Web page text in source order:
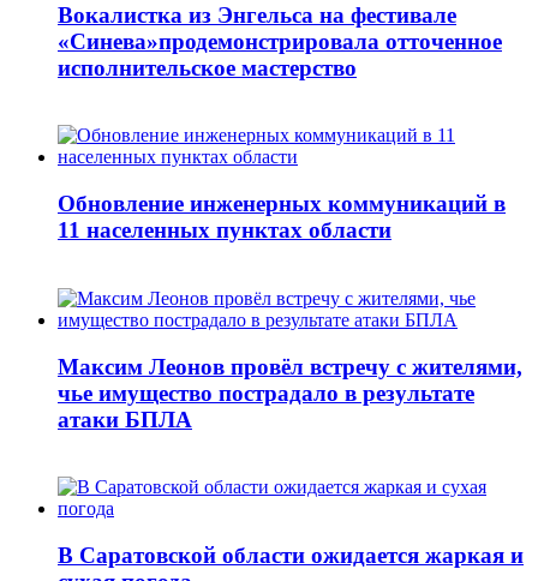
Вокалистка из Энгельса на фестивале
«Синева»продемонстрировала отточенное
исполнительское мастерство
Обновление инженерных коммуникаций в
11 населенных пунктах области
Максим Леонов провёл встречу с жителями,
чье имущество пострадало в результате
атаки БПЛА
В Саратовской области ожидается жаркая и